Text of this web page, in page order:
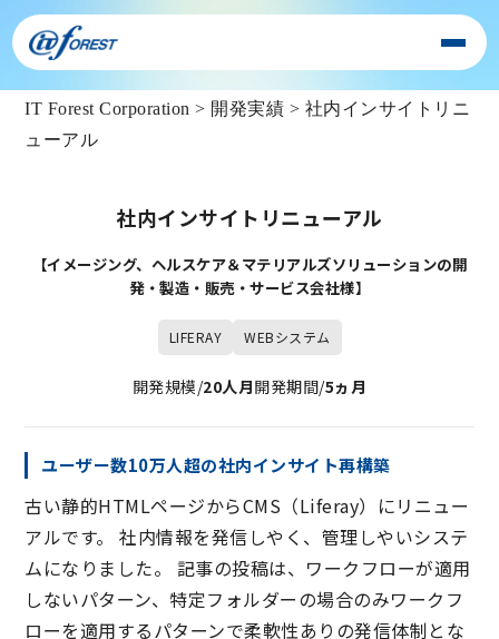
IT Forest Corporation > 開発実績 > 社内インサイトリニ
ューアル
社内インサイトリニューアル
【イメージング、ヘルスケア＆マテリアルズソリューションの開
発・製造・販売・サービス会社様】
LIFERAY WEBシステム
開発規模/20人月開発期間/5ヵ月
ユーザー数10万人超の社内インサイト再構築
古い静的HTMLページからCMS（Liferay）にリニュー
アルです。 社内情報を発信しやく、管理しやいシステ
ムになりました。 記事の投稿は、ワークフローが適用
しないパターン、特定フォルダーの場合のみワークフ
ローを適用するパターンで柔軟性ありの発信体制とな